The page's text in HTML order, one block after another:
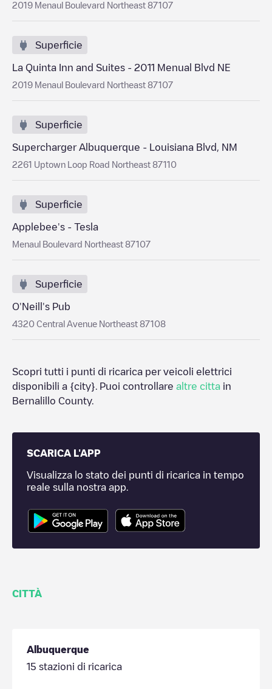
2019 Menaul Boulevard Northeast 87107
Superficie
La Quinta Inn and Suites - 2011 Menual Blvd NE
2019 Menaul Boulevard Northeast 87107
Superficie
Supercharger Albuquerque - Louisiana Blvd, NM
2261 Uptown Loop Road Northeast 87110
Superficie
Applebee's - Tesla
Menaul Boulevard Northeast 87107
Superficie
O'Neill's Pub
4320 Central Avenue Northeast 87108
Scopri tutti i punti di ricarica per veicoli elettrici
disponibili a {city} . Puoi controllare altre citta in
Bernalillo County.
SCARICA L'APP
Visualizza lo stato dei punti di ricarica in tempo
reale sulla nostra app.
CITTÀ
Albuquerque
15 stazioni di ricarica